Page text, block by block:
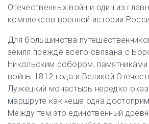
Отечественных войн и один из
комплексов военной истории
Для большинства
земля прежде всего связана с
Никольским собором, памятниками
войны 1812 года и Великой
Лужецкий монастырь нередко
маршруте как «еще одна
Между тем это единственный